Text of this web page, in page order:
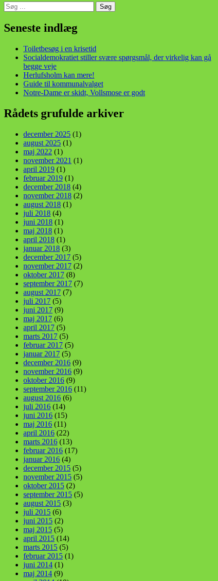
Søg
efter:
Seneste indlæg
Toiletbesøg i en krisetid
Socialdemokratiet stiller svære spørgsmål, der virkelig kan gå
begge veje
Herlufsholm kan mere!
Guide til kommunalvalget
Notre-Dame er skidt, Vollsmose er godt
Rådets grufulde arkiver
december 2025 (1)
august 2025 (1)
maj 2022 (1)
november 2021 (1)
april 2019 (1)
februar 2019 (1)
december 2018 (4)
november 2018 (2)
august 2018 (1)
juli 2018 (4)
juni 2018 (1)
maj 2018 (1)
april 2018 (1)
januar 2018 (3)
december 2017 (5)
november 2017 (2)
oktober 2017 (8)
september 2017 (7)
august 2017 (7)
juli 2017 (5)
juni 2017 (9)
maj 2017 (6)
april 2017 (5)
marts 2017 (5)
februar 2017 (5)
januar 2017 (5)
december 2016 (9)
november 2016 (9)
oktober 2016 (9)
september 2016 (11)
august 2016 (6)
juli 2016 (14)
juni 2016 (15)
maj 2016 (11)
april 2016 (22)
marts 2016 (13)
februar 2016 (17)
januar 2016 (4)
december 2015 (5)
november 2015 (5)
oktober 2015 (2)
september 2015 (5)
august 2015 (3)
juli 2015 (6)
juni 2015 (2)
maj 2015 (5)
april 2015 (14)
marts 2015 (5)
februar 2015 (1)
juni 2014 (1)
maj 2014 (9)